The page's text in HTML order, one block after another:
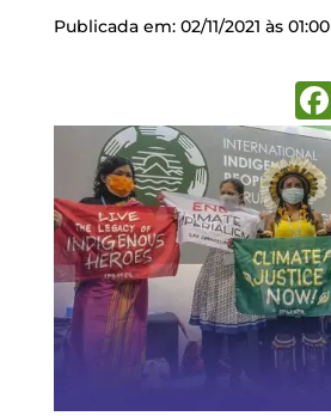
Publicada em: 02/11/2021 às 01:00